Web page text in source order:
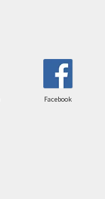
Facebook